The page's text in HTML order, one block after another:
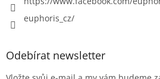
euphoris_cz/
Odebírat newsletter